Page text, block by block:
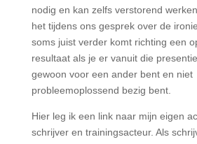
nodig en kan zelfs verstorend
het tijdens ons gesprek over de
soms juist verder komt richting een
resultaat als je er vanuit die
gewoon voor een ander bent en niet
probleemoplossend bezig bent.
Hier leg ik een link naar mijn eigen
schrijver en trainingsacteur. Als